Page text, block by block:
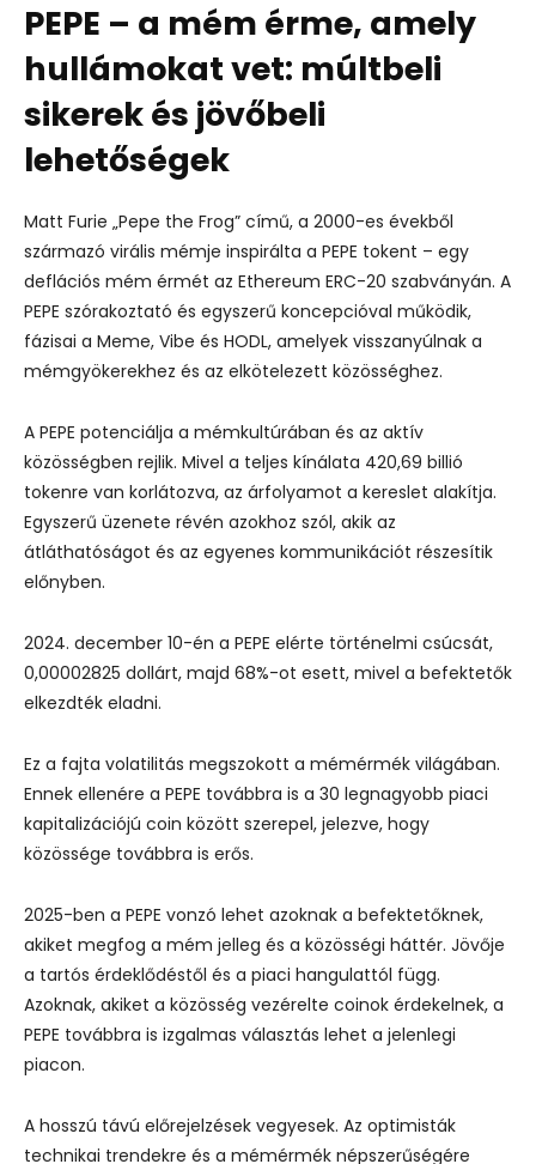
PEPE – a mém érme, amely
hullámokat vet: múltbeli
sikerek és jövőbeli
lehetőségek
Matt Furie „Pepe the Frog” című, a 2000-es évekből
származó virális mémje inspirálta a PEPE tokent – egy
deflációs mém érmét az Ethereum ERC-20 szabványán. A
PEPE szórakoztató és egyszerű koncepcióval működik,
fázisai a Meme, Vibe és HODL, amelyek visszanyúlnak a
mémgyökerekhez és az elkötelezett közösséghez.
A PEPE potenciálja a mémkultúrában és az aktív
közösségben rejlik. Mivel a teljes kínálata 420,69 billió
tokenre van korlátozva, az árfolyamot a kereslet alakítja.
Egyszerű üzenete révén azokhoz szól, akik az
átláthatóságot és az egyenes kommunikációt részesítik
előnyben.
2024. december 10-én a PEPE elérte történelmi csúcsát,
0,00002825 dollárt, majd 68%-ot esett, mivel a befektetők
elkezdték eladni.
Ez a fajta volatilitás megszokott a mémérmék világában.
Ennek ellenére a PEPE továbbra is a 30 legnagyobb piaci
kapitalizációjú coin között szerepel, jelezve, hogy
közössége továbbra is erős.
2025-ben a PEPE vonzó lehet azoknak a befektetőknek,
akiket megfog a mém jelleg és a közösségi háttér. Jövője
a tartós érdeklődéstől és a piaci hangulattól függ.
Azoknak, akiket a közösség vezérelte coinok érdekelnek, a
PEPE továbbra is izgalmas választás lehet a jelenlegi
piacon.
A hosszú távú előrejelzések vegyesek. Az optimisták
technikai trendekre és a mémérmék népszerűségére